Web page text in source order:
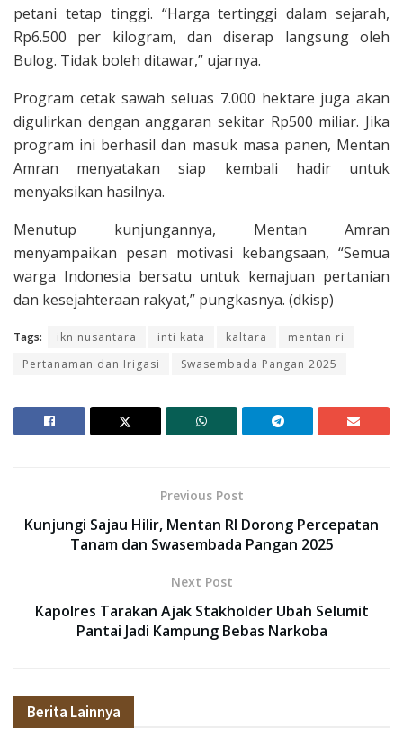
petani tetap tinggi. “Harga tertinggi dalam sejarah,
Rp6.500 per kilogram, dan diserap langsung oleh
Bulog. Tidak boleh ditawar,” ujarnya.
Program cetak sawah seluas 7.000 hektare juga akan
digulirkan dengan anggaran sekitar Rp500 miliar. Jika
program ini berhasil dan masuk masa panen, Mentan
Amran menyatakan siap kembali hadir untuk
menyaksikan hasilnya.
Menutup kunjungannya, Mentan Amran
menyampaikan pesan motivasi kebangsaan, “Semua
warga Indonesia bersatu untuk kemajuan pertanian
dan kesejahteraan rakyat,” pungkasnya. (dkisp)
Tags: ikn nusantara inti kata kaltara
mentan ri
Pertanaman dan Irigasi
Swasembada Pangan 2025
Previous Post
Kunjungi Sajau Hilir, Mentan RI Dorong Percepatan
Tanam dan Swasembada Pangan 2025
Next Post
Kapolres Tarakan Ajak Stakholder Ubah Selumit
Pantai Jadi Kampung Bebas Narkoba
Berita Lainnya